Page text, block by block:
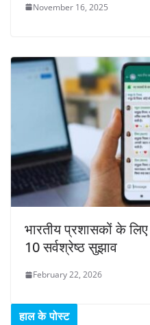
November 16, 2025
भारतीय प्रशासकों के
10 सर्वश्रेष्ठ सुझाव
February 22, 2026
हाल के पोस्ट